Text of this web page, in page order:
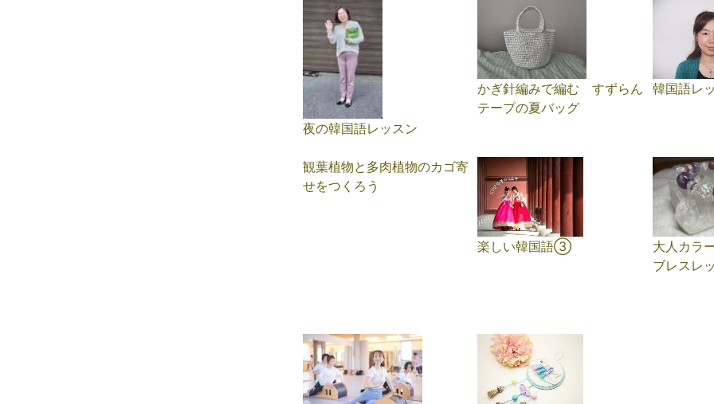
夜の韓国語レッスン
かぎ針編みで編む すずらん
テープの夏バッグ
韓国語レ
観葉植物と多肉植物のカゴ寄
せをつくろう
楽しい韓国語③
大人カラ
ブレスレ